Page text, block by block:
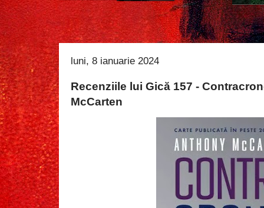
luni, 8 ianuarie 2024
Recenziile lui Gică 157 -
McCarten